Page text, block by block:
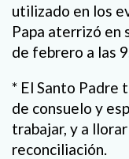
utilizado en los
Papa aterrizó en
de febrero a las
* El Santo Padre
de consuelo y
trabajar, y a
reconciliación.